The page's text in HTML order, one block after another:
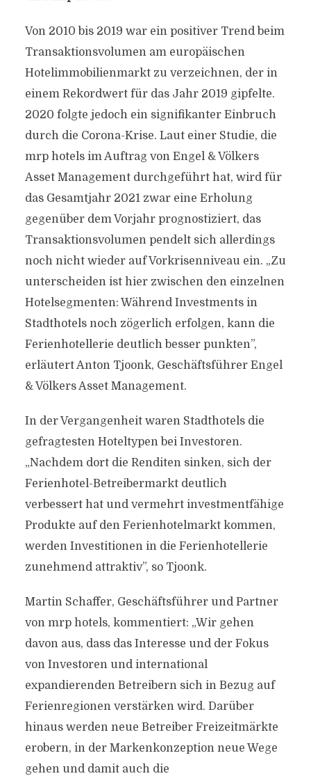
Von 2010 bis 2019 war ein positiver Trend beim
Transaktionsvolumen am europäischen
Hotelimmobilienmarkt zu verzeichnen, der in
einem Rekordwert für das Jahr 2019 gipfelte.
2020 folgte jedoch ein signifikanter Einbruch
durch die Corona-Krise. Laut einer Studie, die
mrp hotels im Auftrag von Engel & Völkers
Asset Management durchgeführt hat, wird für
das Gesamtjahr 2021 zwar eine Erholung
gegenüber dem Vorjahr prognostiziert, das
Transaktionsvolumen pendelt sich allerdings
noch nicht wieder auf Vorkrisenniveau ein. „Zu
unterscheiden ist hier zwischen den einzelnen
Hotelsegmenten: Während Investments in
Stadthotels noch zögerlich erfolgen, kann die
Ferienhotellerie deutlich besser punkten”,
erläutert Anton Tjoonk, Geschäftsführer Engel
& Völkers Asset Management.
In der Vergangenheit waren Stadthotels die
gefragtesten Hoteltypen bei Investoren.
„Nachdem dort die Renditen sinken, sich der
Ferienhotel-Betreibermarkt deutlich
verbessert hat und vermehrt investmentfähige
Produkte auf den Ferienhotelmarkt kommen,
werden Investitionen in die Ferienhotellerie
zunehmend attraktiv”, so Tjoonk.
Martin Schaffer, Geschäftsführer und Partner
von mrp hotels, kommentiert: „Wir gehen
davon aus, dass das Interesse und der Fokus
von Investoren und international
expandierenden Betreibern sich in Bezug auf
Ferienregionen verstärken wird. Darüber
hinaus werden neue Betreiber Freizeitmärkte
erobern, in der Markenkonzeption neue Wege
gehen und damit auch die